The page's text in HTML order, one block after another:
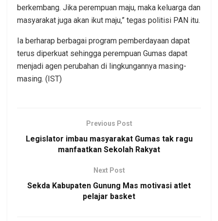
berkembang. Jika perempuan maju, maka keluarga dan
masyarakat juga akan ikut maju,” tegas politisi PAN itu.
Ia berharap berbagai program pemberdayaan dapat
terus diperkuat sehingga perempuan Gumas dapat
menjadi agen perubahan di lingkungannya masing-
masing. (IST)
Previous Post
Legislator imbau masyarakat Gumas tak ragu
manfaatkan Sekolah Rakyat
Next Post
Sekda Kabupaten Gunung Mas motivasi atlet
pelajar basket